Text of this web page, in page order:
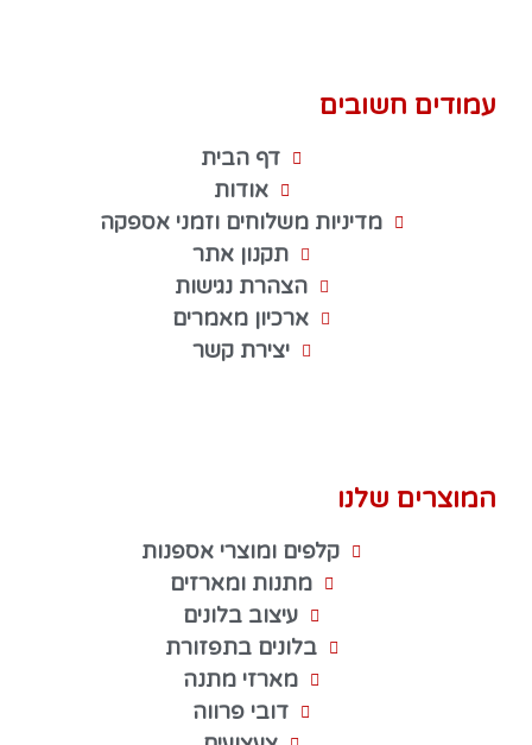
עמודים חשובים
דף הבית
אודות
מדיניות משלוחים וזמני אספקה
תקנון אתר
הצהרת נגישות
ארכיון מאמרים
יצירת קשר
המוצרים שלנו
קלפים ומוצרי אספנות
מתנות ומארזים
עיצוב בלונים
בלונים בתפזורת
מארזי מתנה
דובי פרווה